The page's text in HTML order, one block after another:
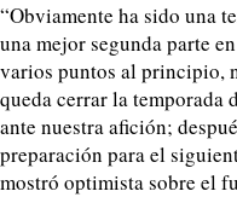
“Obviamente ha sido una
una mejor segunda parte
varios puntos al principio,
queda cerrar la
ante nuestra afición;
preparación para el
mostró optimista sobre el